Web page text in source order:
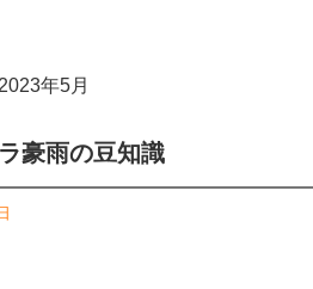
2023年5月
豪雨の豆知識